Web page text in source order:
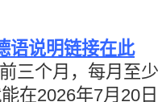
语说明链接在此
三个月，每月至
在2026年7月20